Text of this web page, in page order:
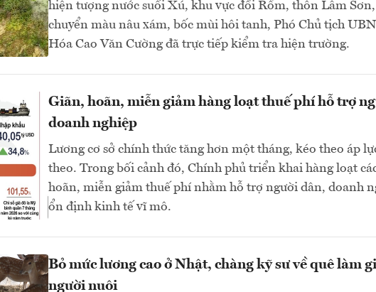
hiện tượng nước suối Xú, khu vực đồi Rổm, thôn Lâm
chuyển màu nâu xám, bốc mùi hôi tanh, Phó Chủ tịch
Hóa Cao Văn Cường đã trực tiếp kiểm tra hiện trường.
Giãn, hoãn, miễn giảm hàng loạt thuế phí hỗ trợ
doanh nghiệp
Lương cơ sở chính thức tăng hơn một tháng, kéo theo áp
theo. Trong bối cảnh đó, Chính phủ triển khai hàng loạt
hoãn, miễn giảm thuế phí nhằm hỗ trợ người dân, doanh
ổn định kinh tế vĩ mô.
Bỏ mức lương cao ở Nhật, chàng kỹ sư về quê làm
người nuôi